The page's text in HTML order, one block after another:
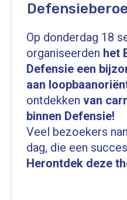
Op donderdag 18
organiseerden het
Defensie een
aan
ontdekken van
binnen Defensie!
Veel bezoekers
dag, die een
Herontdek deze